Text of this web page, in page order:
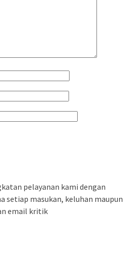
pelayanan kami dengan
setiap masukan, keluhan maupun
email kritik